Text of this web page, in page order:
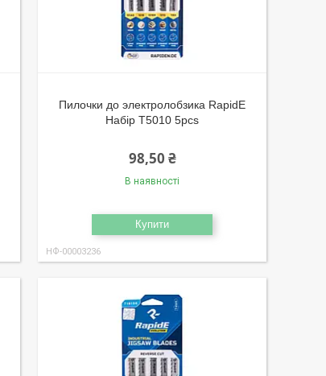
Пилочки до электролобзика RapidE
Набір T5010 5pcs
98,50 ₴
В наявності
Купити
НФ-00003236